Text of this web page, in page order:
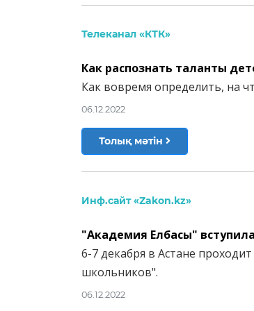
Телеканал «КТК»
Как распознать таланты
Как вовремя определить, на
06.12.2022
Толық мәтін
Инф.сайт «Zakon.kz»
"Академия Елбасы"
6-7 декабря в Астане
школьников".
06.12.2022